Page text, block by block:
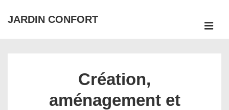
passer
JARDIN CONFORT
Création,
aménagement et